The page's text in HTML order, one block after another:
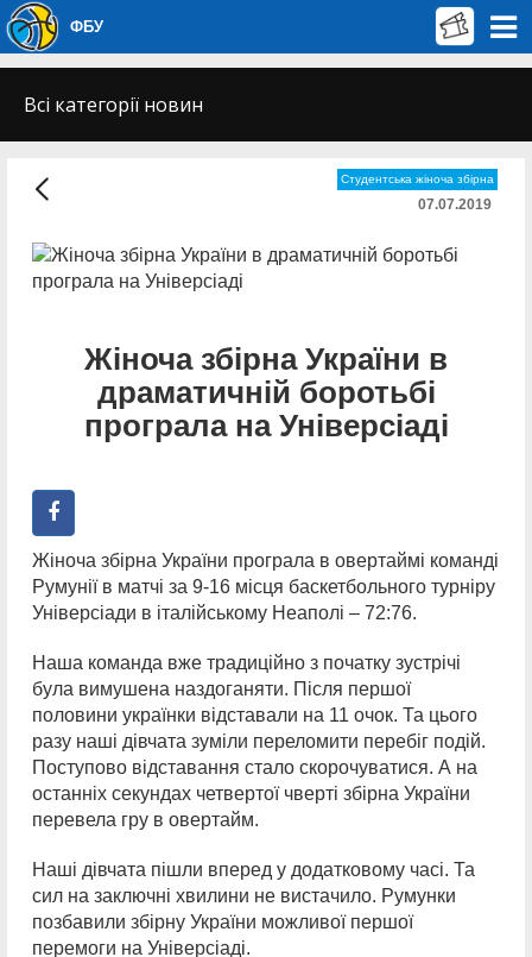
ФБУ
Всі категорії новин
Студентська жіноча збірна
07.07.2019
Жіноча збірна України в
драматичній боротьбі
програла на Універсіаді
Жіноча збірна України програла в овертаймі команді
Румунії в матчі за 9-16 місця баскетбольного турніру
Універсіади в італійському Неаполі – 72:76.
Наша команда вже традиційно з початку зустрічі
була вимушена наздоганяти. Після першої
половини українки відставали на 11 очок. Та цього
разу наші дівчата зуміли переломити перебіг подій.
Поступово відставання стало скорочуватися. А на
останніх секундах четвертої чверті збірна України
перевела гру в овертайм.
Наші дівчата пішли вперед у додатковому часі. Та
сил на заключні хвилини не вистачило. Румунки
позбавили збірну України можливої першої
перемоги на Універсіаді.